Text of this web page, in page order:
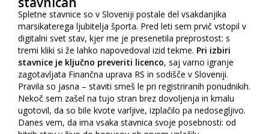
Spletne stavnice so v Sloveniji postale del vsakdanjika
marsikaterega ljubitelja športa. Pred leti sem prvič vstopil v
digitalni svet stav, kjer me je presenetila preprostost: s
tremi kliki si že lahko napovedoval izid tekme. Pri izbiri
stavnice je ključno preveriti licenco, saj varno igranje
zagotavljata Finančna uprava RS in sodišče v Sloveniji.
Pravila so jasna – staviti smeš le pri registriranih ponudnikih.
Nekoč sem zašel na tujo stran brez dovoljenja in kmalu
ugotovil, da so bile kvote varljive, izplačilo pa nedosegljivo.
Danes vem, da ima vsaka stavnica svoje posebnosti: od